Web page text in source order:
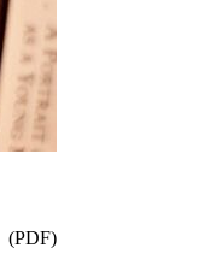
(PDF)